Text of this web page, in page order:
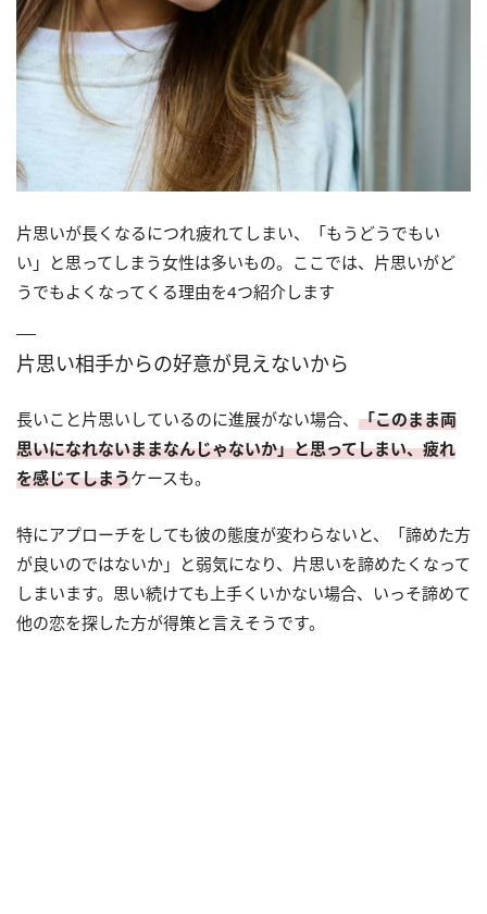
片思いが長くなるにつれ疲れてしまい、「もうどうでもい
い」と思ってしまう女性は多いもの。ここでは、片思いがど
うでもよくなってくる理由を4つ紹介します
片思い相手からの好意が見えないから
長いこと片思いしているのに進展がない場合、 「このまま両
思いになれないままなんじゃないか」と思ってしまい、疲れ
を感じてしまうケースも。
特にアプローチをしても彼の態度が変わらないと、「諦めた方
が良いのではないか」と弱気になり、片思いを諦めたくなって
しまいます。思い続けても上手くいかない場合、いっそ諦めて
他の恋を探した方が得策と言えそうです。